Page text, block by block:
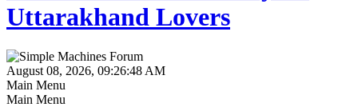
Uttarakhand Lovers
August 08, 2026, 09:26:48 AM
Main Menu
Main Menu